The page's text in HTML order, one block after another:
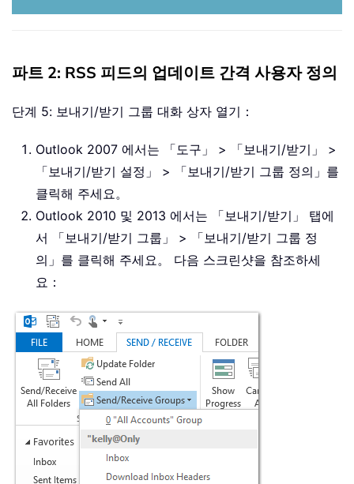
파트 2: RSS 피드의 업데이트 간격 사용자 정의
단계 5: 보내기/받기 그룹 대화 상자 열기：
Outlook 2007 에서는 「도구」 > 「보내기/받기」 >
「보내기/받기 설정」 > 「보내기/받기 그룹 정의」를
클릭해 주세요。
Outlook 2010 및 2013 에서는 「보내기/받기」 탭에
서 「보내기/받기 그룹」 > 「보내기/받기 그룹 정
의」를 클릭해 주세요。 다음 스크린샷을 참조하세
요：